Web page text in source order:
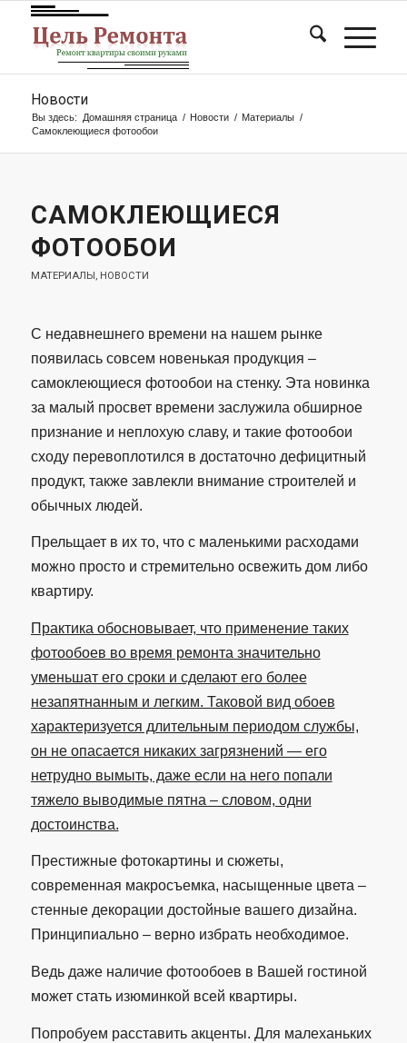
Новости
Вы здесь: Домашняя страница / Новости / Материалы /
Самоклеющиеся фотообои
САМОКЛЕЮЩИЕСЯ
ФОТООБОИ
МАТЕРИАЛЫ, НОВОСТИ
С недавнешнего времени на нашем рынке
появилась совсем новенькая продукция –
самоклеющиеся фотообои на стенку. Эта новинка
за малый просвет времени заслужила обширное
признание и неплохую славу, и такие фотообои
сходу перевоплотился в достаточно дефицитный
продукт, также завлекли внимание строителей и
обычных людей.
Прельщает в их то, что с маленькими расходами
можно просто и стремительно освежить дом либо
квартиру.
Практика обосновывает, что применение таких
фотообоев во время ремонта значительно
уменьшат его сроки и сделают его более
незапятнанным и легким. Таковой вид обоев
характеризуется длительным периодом службы,
он не опасается никаких загрязнений — его
нетрудно вымыть, даже если на него попали
тяжело выводимые пятна – словом, одни
достоинства.
Престижные фотокартины и сюжеты,
современная макросъемка, насыщенные цвета –
стенные декорации достойные вашего дизайна.
Принципиально – верно избрать необходимое.
Ведь даже наличие фотообоев в Вашей гостиной
может стать изюминкой всей квартиры.
Попробуем расставить акценты. Для малеханьких